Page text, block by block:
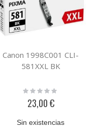
Canon 1998C001 CLI-
581XXL BK
Rating:
23,00 €
Sin existencias